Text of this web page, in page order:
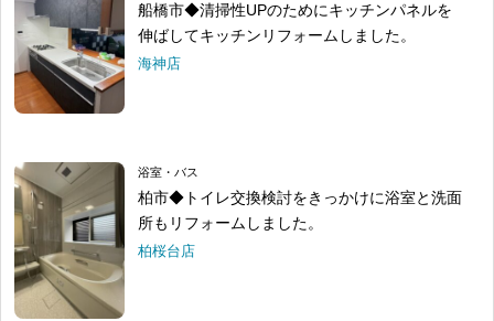
船橋市◆清掃性UPのためにキッチンパネルを
伸ばしてキッチンリフォームしました。
海神店
浴室・バス
柏市◆トイレ交換検討をきっかけに浴室と洗面
所もリフォームしました。
柏桜台店